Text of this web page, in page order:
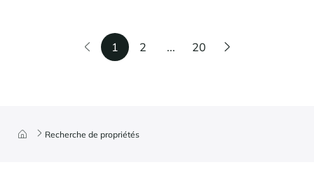
Recherche de propriétés
1 2 ... 20